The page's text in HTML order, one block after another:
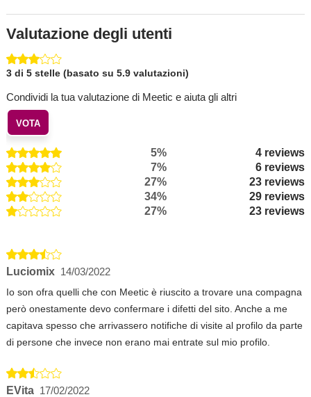
Valutazione degli utenti
3 di 5 stelle (basato su 5.9 valutazioni)
Condividi la tua valutazione di Meetic e aiuta gli altri
VOTA
5%
4 reviews
7%
6 reviews
27%
23 reviews
34%
29 reviews
27%
23 reviews
Luciomix 14/03/2022
Io son ofra quelli che con Meetic è riuscito a trovare una compagna
però onestamente devo confermare i difetti del sito. Anche a me
capitava spesso che arrivassero notifiche di visite al profilo da parte
di persone che invece non erano mai entrate sul mio profilo.
EVita 17/02/2022